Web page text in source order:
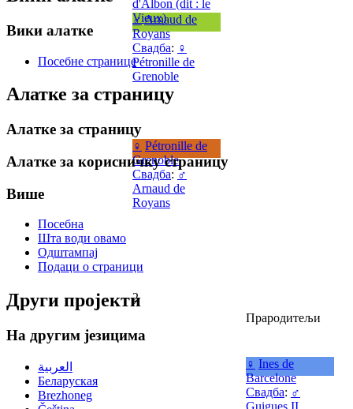
d'Albon (dit : le
Vieux)
♂Arnaud de
Royans
Свадба: ♀
Pétronille de
Grenoble
♀ Pétronille de
Grenoble
Свадба: ♂
Arnaud de
Royans
2
Прародитељи
♀ Ines de
Barcelone
Свадба: ♂
Guigues II
Вики алатке
Посебне странице
Алатке за страницу
Алатке за страницу
Алатке за корисничку страницу
Више
Посебна
Шта води овамо
Одштампај
Подаци о страници
Други пројекти
На другим језицима
العربية
Беларуская
Brezhoneg